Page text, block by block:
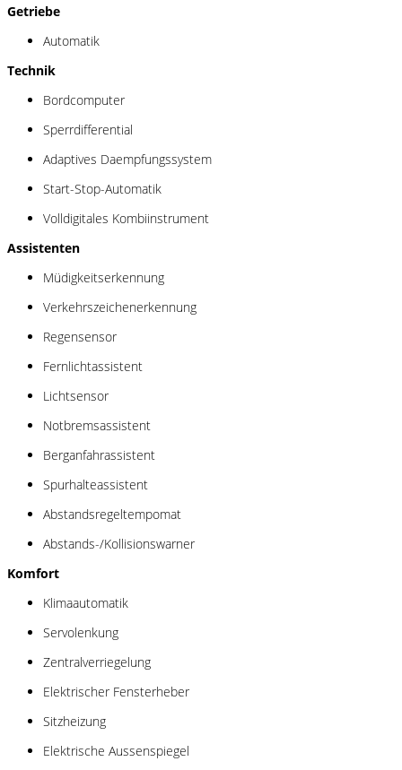
Getriebe
Automatik
Technik
Bordcomputer
Sperrdifferential
Adaptives Daempfungssystem
Start-Stop-Automatik
Volldigitales Kombiinstrument
Assistenten
Müdigkeitserkennung
Verkehrszeichenerkennung
Regensensor
Fernlichtassistent
Lichtsensor
Notbremsassistent
Berganfahrassistent
Spurhalteassistent
Abstandsregeltempomat
Abstands-/Kollisionswarner
Komfort
Klimaautomatik
Servolenkung
Zentralverriegelung
Elektrischer Fensterheber
Sitzheizung
Elektrische Aussenspiegel